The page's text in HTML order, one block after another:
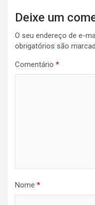
Deixe um
O seu endereço de e-
obrigatórios são
Comentário *
Nome *